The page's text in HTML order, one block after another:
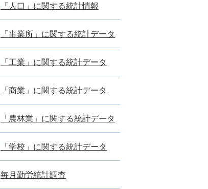
「人口」に関する統計情報
「事業所」に関する統計データ
「工業」に関する統計データ
「商業」に関する統計データ
「農林業」に関する統計データ
「学校」に関する統計データ
毎月勤労統計調査